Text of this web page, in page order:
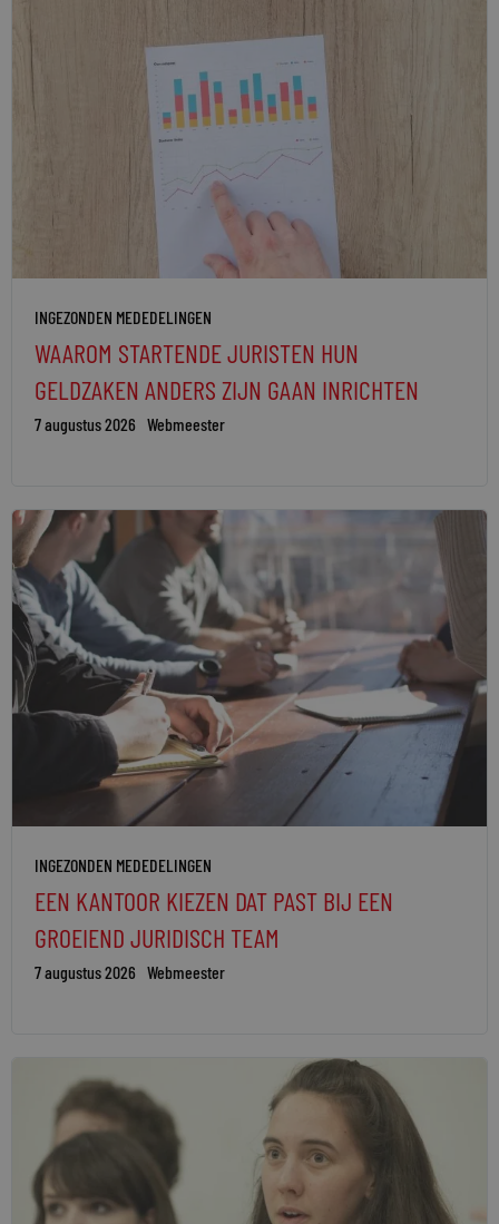
INGEZONDEN MEDEDELINGEN
WAAROM STARTENDE JURISTEN HUN
GELDZAKEN ANDERS ZIJN GAAN INRICHTEN
7 augustus 2026 Webmeester
INGEZONDEN MEDEDELINGEN
EEN KANTOOR KIEZEN DAT PAST BIJ EEN
GROEIEND JURIDISCH TEAM
7 augustus 2026 Webmeester